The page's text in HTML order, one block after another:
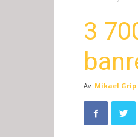
3
Av Mikael Grip